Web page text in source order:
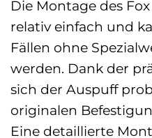
Die Montage des
relativ einfach und
Fällen ohne
werden. Dank der
sich der Auspuff
originalen
Eine detaillierte